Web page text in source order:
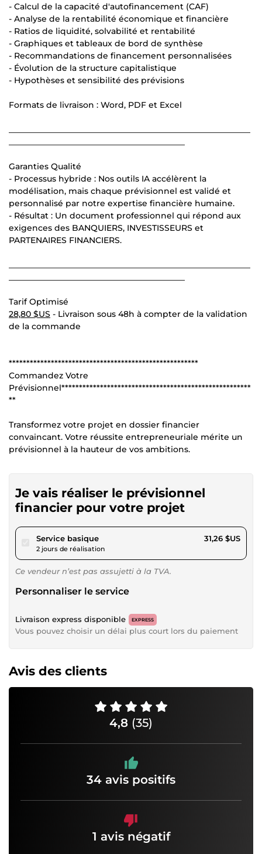
- Calcul de la capacité d'autofinancement (CAF)
- Analyse de la rentabilité économique et financière
- Ratios de liquidité, solvabilité et rentabilité
- Graphiques et tableaux de bord de synthèse
- Recommandations de financement personnalisées
- Évolution de la structure capitalistique
- Hypothèses et sensibilité des prévisions
Formats de livraison : Word, PDF et Excel
Garanties Qualité
- Processus hybride : Nos outils IA accélèrent la
modélisation, mais chaque prévisionnel est validé et
personnalisé par notre expertise financière humaine.
- Résultat : Un document professionnel qui répond aux
exigences des BANQUIERS, INVESTISSEURS et
PARTENAIRES FINANCIERS.
Tarif Optimisé
28,80 $US - Livraison sous 48h à compter de la validation
de la commande
******************************************************
Commandez Votre
Prévisionnel******************************************************
**
Transformez votre projet en dossier financier
convaincant. Votre réussite entrepreneuriale mérite un
prévisionnel à la hauteur de vos ambitions.
Je vais réaliser le prévisionnel
financier pour votre projet
Service basiquepour 28,80 $US
2 jours de réalisation
31,26 $US
Ce vendeur n’est pas assujetti à la TVA.
Personnaliser le service
Livraison express disponible EXPRESS
Vous pouvez choisir un délai plus court lors du paiement
Avis des clients
4,8 (35)
34 avis positifs
1 avis négatif